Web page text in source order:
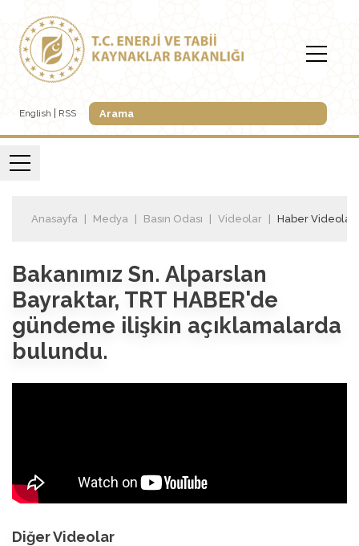
English RSS
Anasayfa Medya Basın Odası Videolar Haber Videoları
Bakanımız Sn. Alparslan
Bayraktar, TRT HABER'de
gündeme ilişkin açıklamalarda
bulundu.
Diğer Videolar